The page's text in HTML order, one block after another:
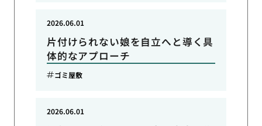
片付けられない娘を自立へと導く具
体的なアプローチ
2026.06.01
ゴミ屋敷
2026.06.01